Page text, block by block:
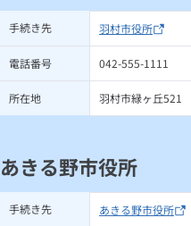
手続き先 羽村市役所
電話番号 042-555-1111
所在地 羽村市緑ヶ丘521
あきる野市役所
手続き先 あきる野市役所